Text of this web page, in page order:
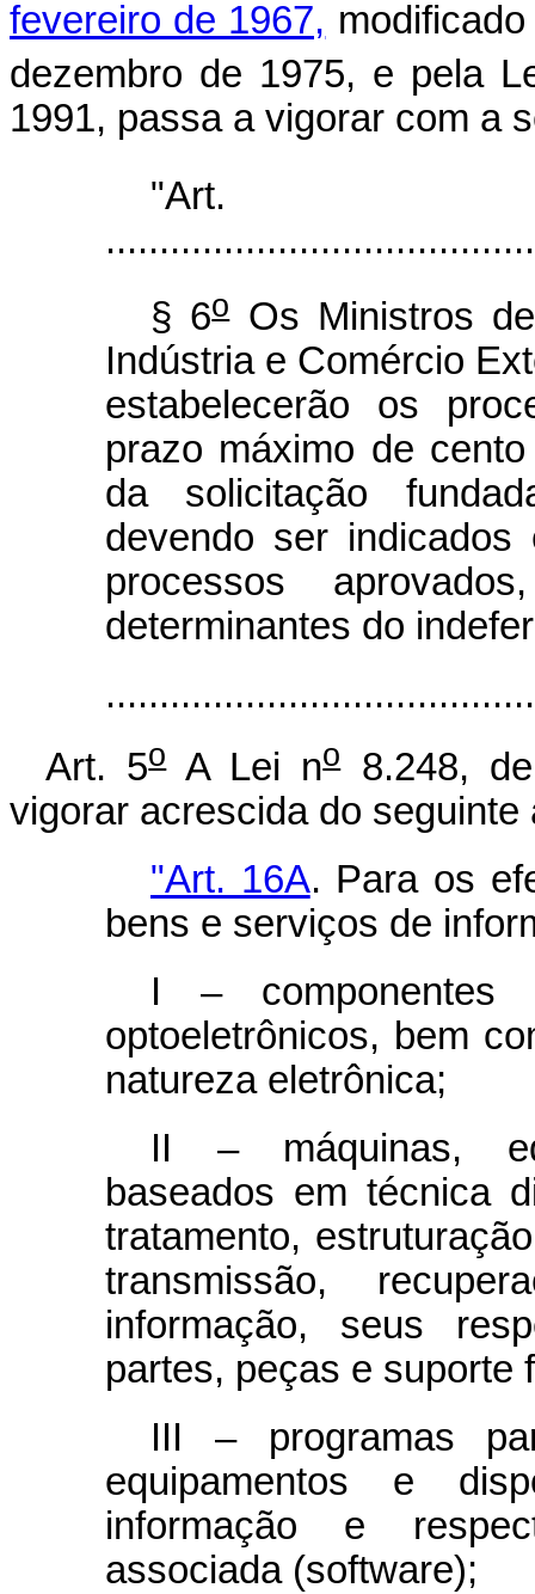
fevereiro de 1967,
dezembro de 1975, e pela
1991, passa a vigorar com a
§ 6oOs Ministros
Indústria e Comércio
estabelecerão os
prazo máximo de
da solicitação
devendo ser indicados
processos
determinantes do
Art. 5oA Lei no8.248,
vigorar acrescida do seguinte
"Art. 16A. Para os
bens e serviços de
I – componentes
optoeletrônicos, bem
natureza eletrônica;
II – máquinas,
baseados em técnica
tratamento,
transmissão,
informação, seus
partes, peças e suporte
III – programas
equipamentos e
informação e
associada (software);